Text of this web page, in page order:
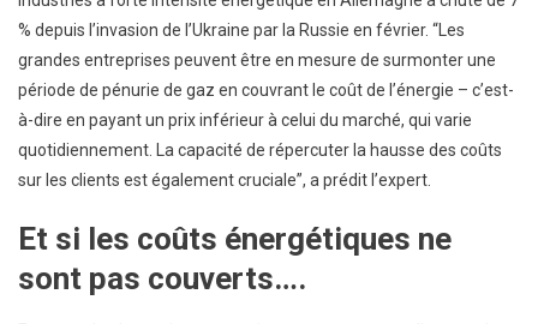
% depuis l’invasion de l’Ukraine par la Russie en février. “Les
grandes entreprises peuvent être en mesure de surmonter une
période de pénurie de gaz en couvrant le coût de l’énergie – c’est-
à-dire en payant un prix inférieur à celui du marché, qui varie
quotidiennement. La capacité de répercuter la hausse des coûts
sur les clients est également cruciale”, a prédit l’expert.
Et si les coûts énergétiques ne
sont pas couverts….